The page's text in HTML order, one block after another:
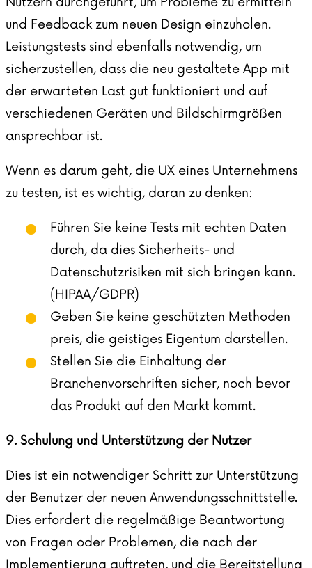
und Feedback zum neuen Design einzuholen.
Leistungstests sind ebenfalls notwendig, um
sicherzustellen, dass die neu gestaltete App mit
der erwarteten Last gut funktioniert und auf
verschiedenen Geräten und Bildschirmgrößen
ansprechbar ist.
Wenn es darum geht, die UX eines Unternehmens
zu testen, ist es wichtig, daran zu denken:
Führen Sie keine Tests mit echten Daten
durch, da dies Sicherheits- und
Datenschutzrisiken mit sich bringen kann.
(HIPAA/GDPR)
Geben Sie keine geschützten Methoden
preis, die geistiges Eigentum darstellen.
Stellen Sie die Einhaltung der
Branchenvorschriften sicher, noch bevor
das Produkt auf den Markt kommt.
9. Schulung und Unterstützung der Nutzer
Dies ist ein notwendiger Schritt zur Unterstützung
der Benutzer der neuen Anwendungsschnittstelle.
Dies erfordert die regelmäßige Beantwortung
von Fragen oder Problemen, die nach der
Implementierung auftreten, und die Bereitstellung